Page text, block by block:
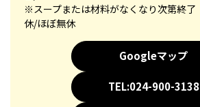
※スープまたは材料がなくなり次第終了
休/ほぼ無休
Googleマップ
TEL:024-900-3138